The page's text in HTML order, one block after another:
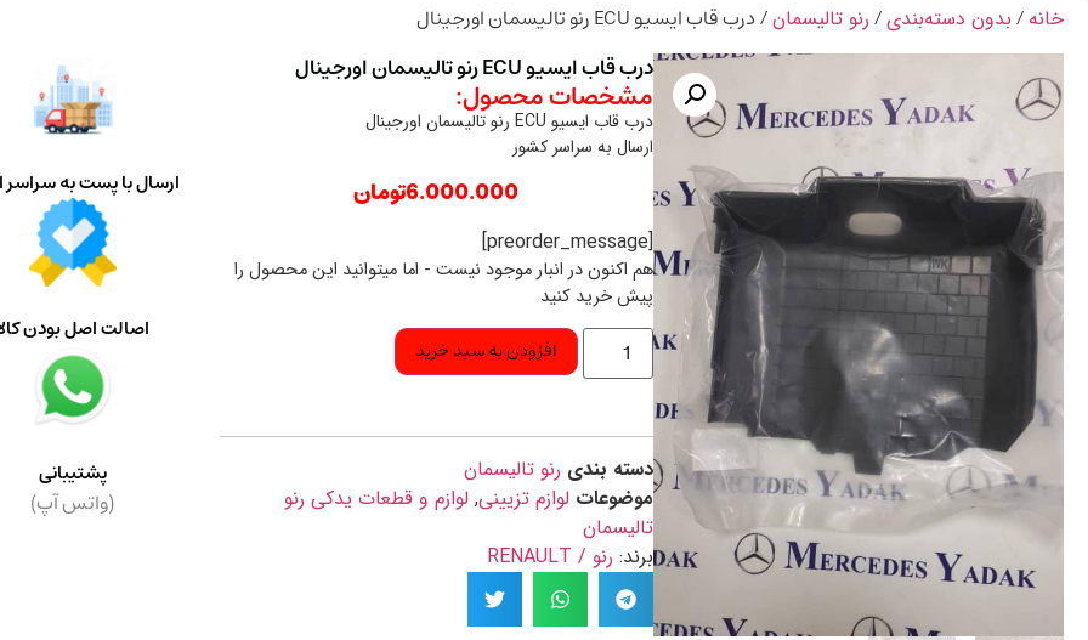
خانه / بدون دسته‌بندی/ رنو تالیسمان/ درب قاب ایسیو ECU رنو تالیسمان اورجینال
درب قاب ایسیو ECU رنو تالیسمان اورجینال
مشخصات محصول:
درب قاب ایسیو ECU رنو تالیسمان اورجینال
ارسال به سراسر کشور
6.000.000تومان
[preorder_message]
هم اکنون در انبار موجود نیست - اما میتوانید این محصول را
پیش خرید کنید
افزودن به سبد خرید
دسته بندی رنو تالیسمان
موضوعات لوازم تزیینی, لوازم و قطعات یدکی رنو
تالیسمان
برند: رنو / RENAULT
ارسال با پست به سراسر
اصالت اصل بودن
پشتیبانی
(واتس آپ)